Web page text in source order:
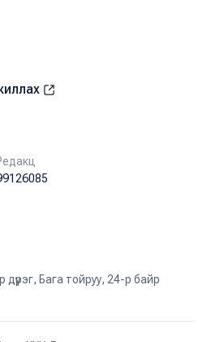
Бага тойруу, 24-р байр